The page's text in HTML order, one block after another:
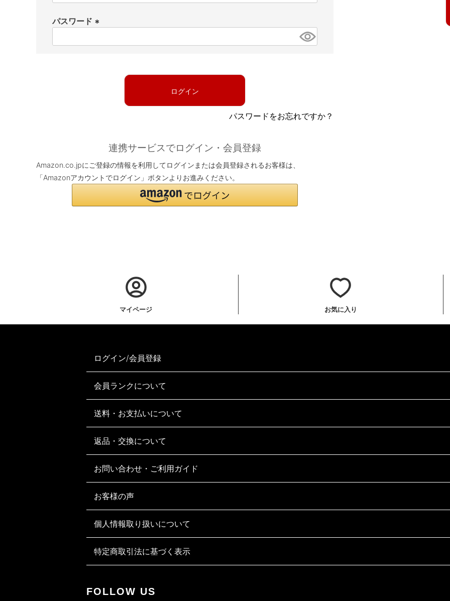
パスワード
必
ログイン
パスワードをお忘れですか？
連携サービスでログイン・会員登録
Amazon.co.jpにご登録の情報を利用してログインまたは会員登録されるお客様は、
「Amazonアカウントでログイン」ボタンよりお進みください。
マイページ お気に入り
ログイン/会員登録
会員ランクについて
送料・お支払いについて
返品・交換について
お問い合わせ・ご利用ガイド
お客様の声
個人情報取り扱いについて
特定商取引法に基づく表示
FOLLOW US